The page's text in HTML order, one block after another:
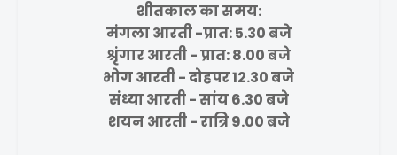
शीतकाल का समय:
मंगला आरती -प्रात: 5.30 बजे
श्रृंगार आरती - प्रात: 8.00 बजे
भोग आरती - दोहपर 12.30 बजे
संध्या आरती - सांय 6.30 बजे
शयन आरती - रात्रि 9.00 बजे